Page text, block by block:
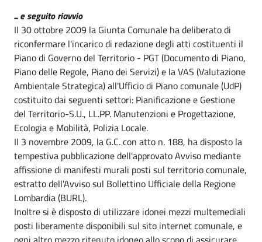
... e seguito riavvio
Il 30 ottobre 2009 la Giunta Comunale ha deliberato di
riconfermare l'incarico di redazione degli atti costituenti il
Piano di Governo del Territorio - PGT (Documento di Piano,
Piano delle Regole, Piano dei Servizi) e la VAS (Valutazione
Ambientale Strategica) all'Ufficio di Piano comunale (UdP)
costituito dai seguenti settori: Pianificazione e Gestione
del Territorio-S.U., LL.PP. Manutenzioni e Progettazione,
Ecologia e Mobilità, Polizia Locale.
Il 3 novembre 2009, la G.C. con atto n. 188, ha disposto la
tempestiva pubblicazione dell'approvato Avviso mediante
affissione di manifesti murali posti sul territorio comunale,
estratto dell'Avviso sul Bollettino Ufficiale della Regione
Lombardia (BURL).
Inoltre si è disposto di utilizzare idonei mezzi multemediali
posti liberamente disponibili sul sito internet comunale, e